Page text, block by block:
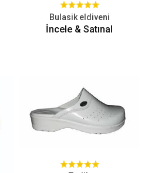
Bulasik eldiveni
İncele & Satınal